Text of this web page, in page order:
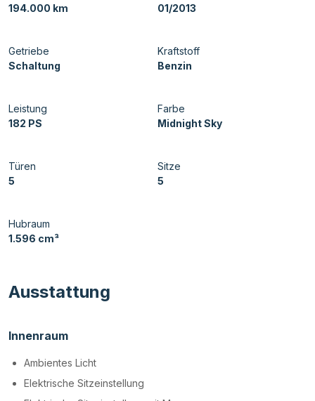
194.000 km
01/2013
Getriebe
Schaltung
Kraftstoff
Benzin
Leistung
182 PS
Farbe
Midnight Sky
Türen
5
Sitze
5
Hubraum
1.596 cm³
Ausstattung
Innenraum
Ambientes Licht
Elektrische Sitzeinstellung